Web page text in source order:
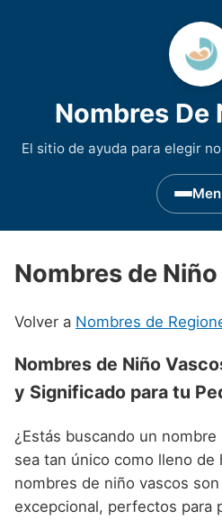
Nombres De
El sitio de ayuda para elegir
Nombres de niño que
Nombres de niño que
Nombres de niño que
Nombres de niño que
Nombres de niño que
Nombres de niño que
Nombres de niño que
Nombres de
Nombres de
Nombres de Niño
Nombres de Niño
Nombres de
Nombres de
Nombres de
Nombres de Niño
Nombres de niño
Nombres de
Nombres de
Nombres de
Nombres de
Nombres de Niño
Nombres de
Nombres de Niño
Nombres de
Nombres de
Nombres de
Volver a Nombres de
Nombres de Niño
y Significado para tu
¿Estás buscando un
sea tan único como lleno de
nombres de niño vascos
excepcional, perfectos para